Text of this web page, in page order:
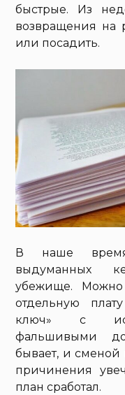
быстрые. Из
возвращения на
или посадить.
В наше время
выдуманных
убежище. Можно
отдельную
ключ» с
фальшивыми
бывает, и
причинения
план сработал.